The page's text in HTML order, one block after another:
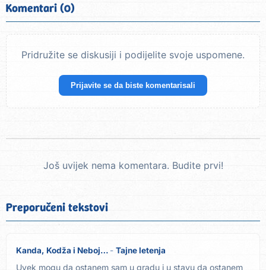
Komentari (0)
Pridružite se diskusiji i podijelite svoje uspomene.
Prijavite se da biste komentarisali
Još uvijek nema komentara. Budite prvi!
Preporučeni tekstovi
Kanda, Kodža i Nebojša Tajne letenja
Uvek mogu da ostanem sam u gradu i u stavu da ostanem